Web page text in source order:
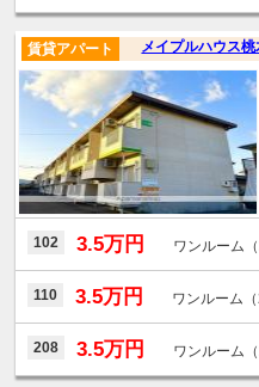
メイプルハウス桃
賃貸アパート
102 3.5万円 ワンルーム
110 3.5万円 ワンルーム
208 3.5万円 ワンルーム